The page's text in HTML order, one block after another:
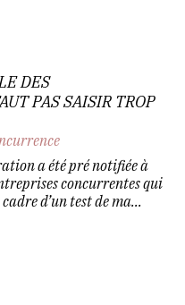
DES
PAS SAISIR TROP
a été pré notifiée à
concurrentes qui
d’un test de ma...